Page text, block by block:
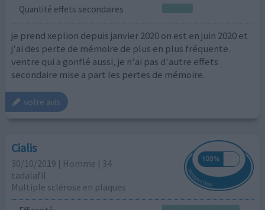
Quantité effets secondaires
je prend xeplion depuis janvier 2020 on est en juin 2020 et
j'ai des perte de mémoire de plus en plus fréquente.
ventre qui a gonflé aussi, je n'ai pas d'autre effets
secondaire mise a part les pertes de mémoire.
votre avis
Cialis
30/10/2019 | Homme | 34
tadalafil
Multiple sclérose en plaques